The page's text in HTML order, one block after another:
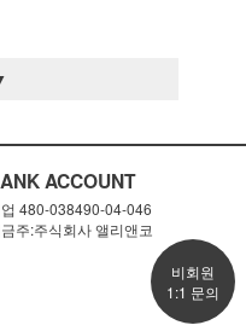
ACCOUNT
480-038490-04-046
주:주식회사 앨리앤코
비회원
1:1 문의